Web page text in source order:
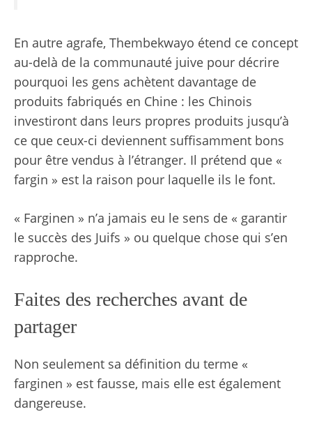
En autre agrafe, Thembekwayo étend ce concept
au-delà de la communauté juive pour décrire
pourquoi les gens achètent davantage de
produits fabriqués en Chine : les Chinois
investiront dans leurs propres produits jusqu’à
ce que ceux-ci deviennent suffisamment bons
pour être vendus à l’étranger. Il prétend que «
fargin » est la raison pour laquelle ils le font.
« Farginen » n’a jamais eu le sens de « garantir
le succès des Juifs » ou quelque chose qui s’en
rapproche.
Faites des recherches avant de
partager
Non seulement sa définition du terme «
farginen » est fausse, mais elle est également
dangereuse.